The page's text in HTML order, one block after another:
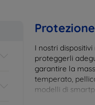
I nostri
proteggerli
garantire la
temperato,
modelli di